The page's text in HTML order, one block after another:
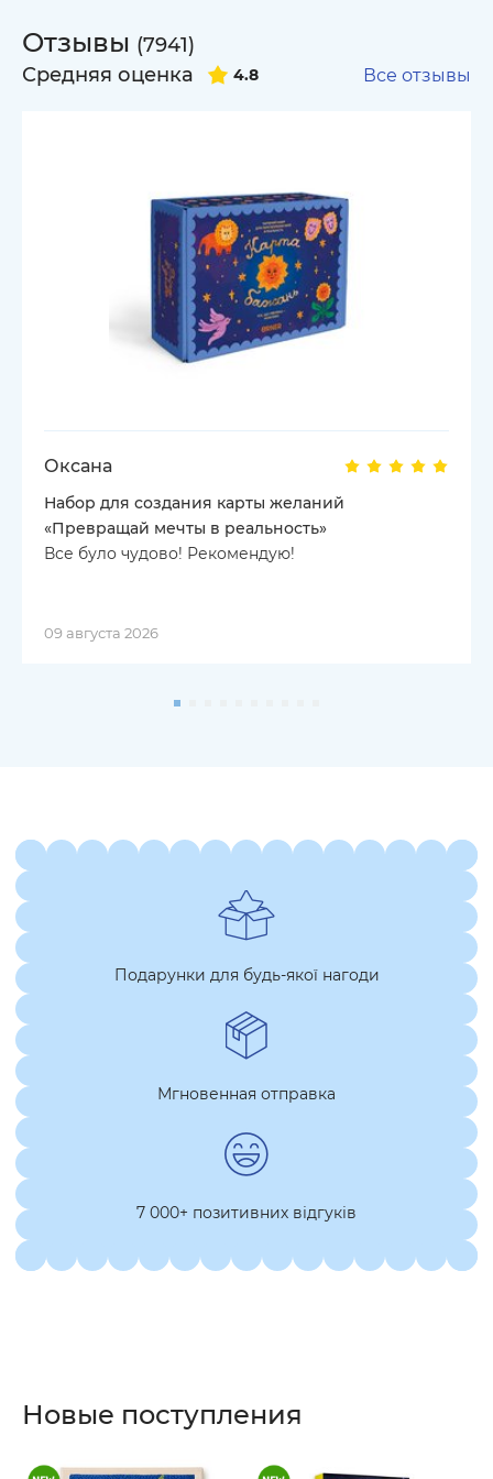
Отзывы (7941)
Средняя оценка
4.8 Все отзывы
Оксана
Набор для создания карты желаний
«Превращай мечты в реальность»
Все було чудово! Рекомендую!
09 августа 2026
Подарунки для будь-якої нагоди
Мгновенная отправка
7 000+ позитивних відгуків
Новые поступления